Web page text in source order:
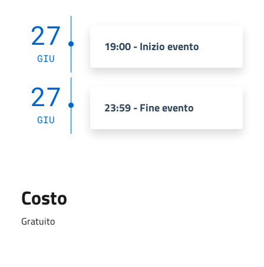
27
GIU
19:00 - Inizio evento
27
GIU
23:59 - Fine evento
Costo
Gratuito